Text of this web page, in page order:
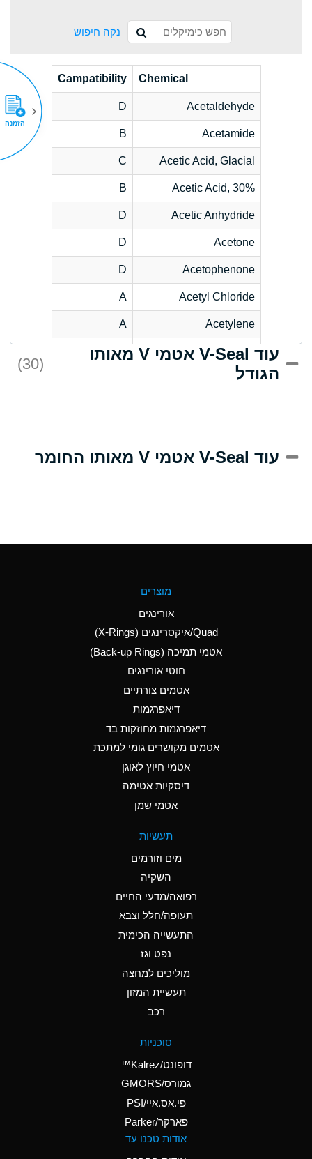
נקה חיפוש
Chemical
Campatibility
Acetaldehyde
D
Acetamide
B
Acetic Acid, Glacial
C
Acetic Acid, 30%
B
Acetic Anhydride
D
Acetone
D
Acetophenone
D
Acetyl Chloride
A
Acetylene
A
Acrlylonitrile
C
Adipic Acid
(Aqueous)
Aluminum Nitrate
(Aqueous)
Aluminum Phosphate
Ammonia Anhydrous
D
Ammonia Gas (cold)
D
Ammonia Gas (hot)
Ammonium Hydroxide
B
Ammonium Nitrate
Ammonium Nitrite
Ammonium Persulfate
Ammonium Phosphate
A
Ammonium Sulfate
B
עוד V-Seal אטמי V מאותו
הגודל
(30)
עוד V-Seal אטמי V מאותו החומר
מוצרים
אורינגים
Quad/איקסרינגים (X-Rings)
אטמי תמיכה (Back-up Rings)
חוטי אורינגים
אטמים צורתיים
דיאפרגמות
דיאפרגמות מחוזקות בד
אטמים מקושרים גומי למתכת
אטמי חיוץ לאוגן
דיסקיות אטימה
אטמי שמן
תעשיות
מים וזורמים
השקיה
רפואה/מדעי החיים
תעופה/חלל וצבא
התעשייה הכימית
נפט וגז
מוליכים למחצה
תעשיית המזון
רכב
סוכניות
דופונט/Kalrez™
גמורס/GMORS
פי.אס.איי/PSI
פארקר/Parker
אודות טכנו עד
הזמנה